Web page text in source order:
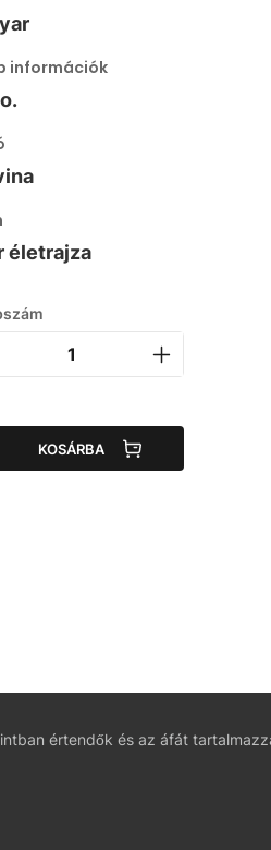
információk
életrajza
KOSÁRBA
értendők és az áfát